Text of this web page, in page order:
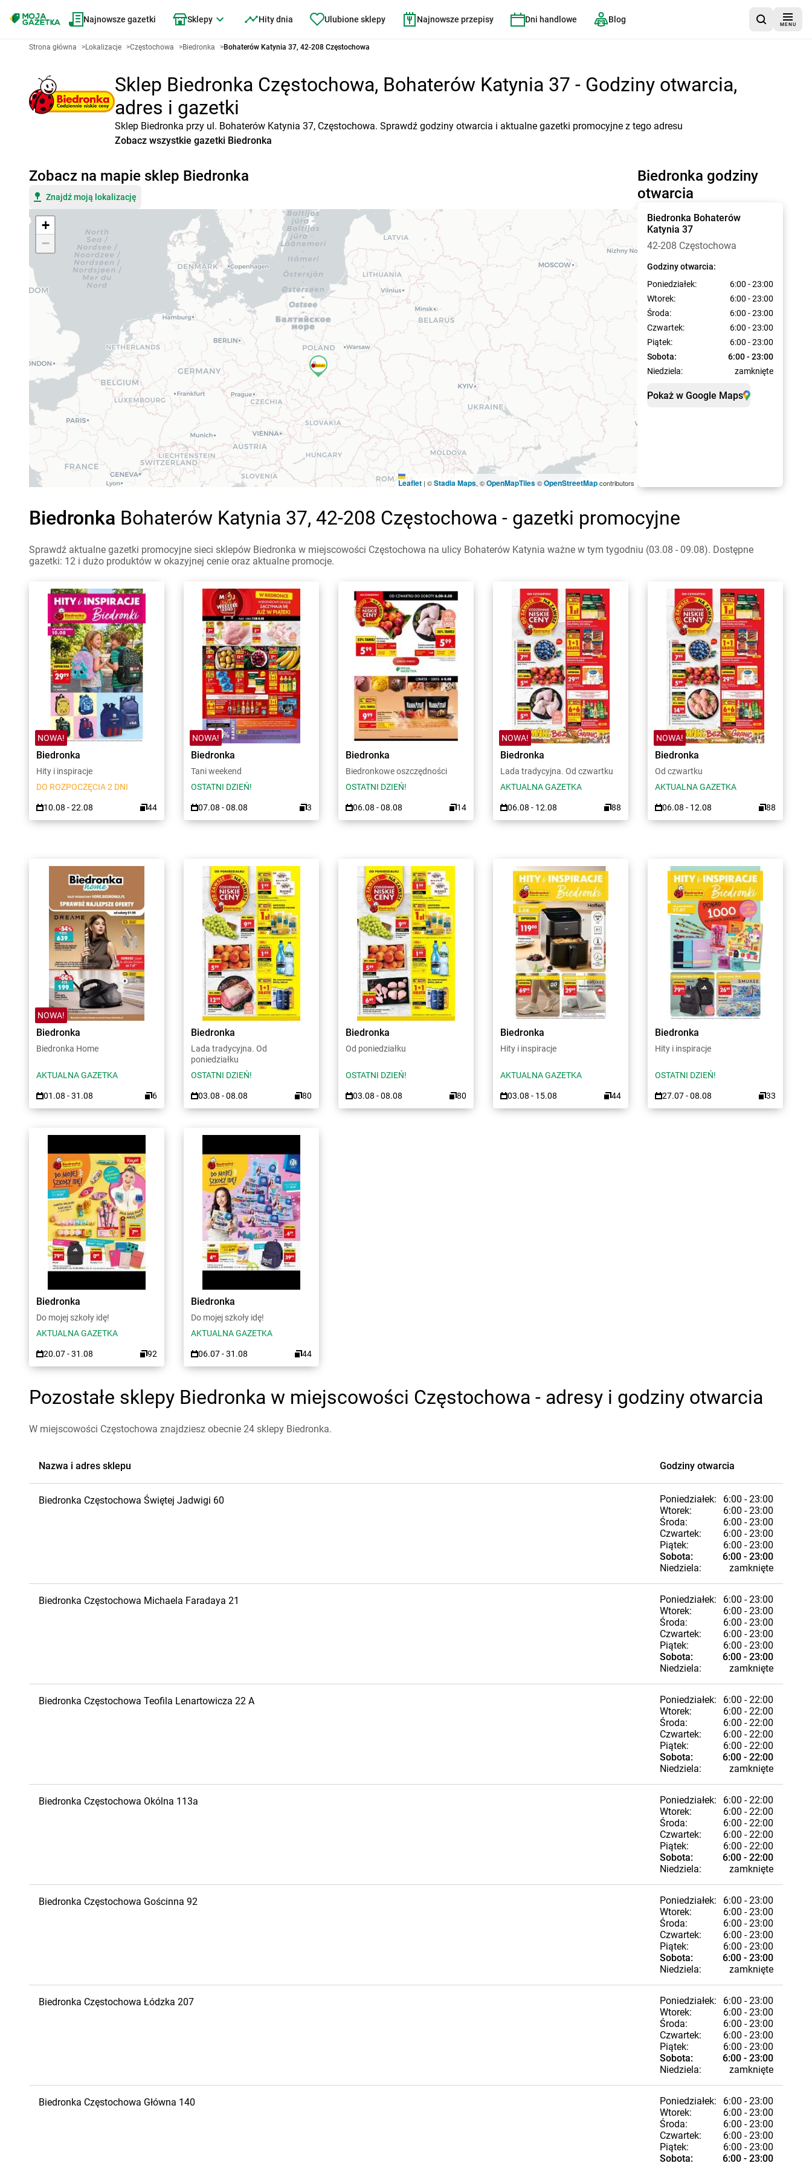
Najnowsze gazetki Sklepy Hity dnia Ulubione sklepy Najnowsze przepisy Dni handlowe Blog
MENU
Strona główna >Lokalizacje >Częstochowa >Biedronka >Bohaterów Katynia 37, 42-208 Częstochowa
Sklep Biedronka Częstochowa, Bohaterów Katynia 37 - Godziny otwarcia,
adres i gazetki
Sklep Biedronka przy ul. Bohaterów Katynia 37, Częstochowa. Sprawdź godziny otwarcia i aktualne gazetki promocyjne z tego adresu
Zobacz wszystkie gazetki Biedronka
Biedronka godziny
otwarcia
Biedronka Bohaterów
Katynia 37
42-208 Częstochowa
Godziny otwarcia:
Poniedziałek:
6:00 - 23:00
Wtorek:
6:00 - 23:00
Środa:
6:00 - 23:00
Czwartek:
6:00 - 23:00
Piątek:
6:00 - 23:00
Sobota:
6:00 - 23:00
Niedziela:
zamknięte
Pokaż w Google Maps
Zobacz na mapie sklep Biedronka
Znajdź moją lokalizację
+
−
Leaflet | ©Stadia Maps, ©OpenMapTiles©OpenStreetMapcontributors
Biedronka Bohaterów Katynia 37, 42-208 Częstochowa - gazetki promocyjne
Sprawdź aktualne gazetki promocyjne sieci sklepów Biedronka w miejscowości Częstochowa na ulicy Bohaterów Katynia ważne w tym tygodniu (03.08 - 09.08). Dostępne
gazetki: 12 i dużo produktów w okazyjnej cenie oraz aktualne promocje.
NOWA!
Biedronka
Hity i inspiracje
DO ROZPOCZĘCIA 2 DNI
10.08 - 22.08 44
NOWA!
Biedronka
Tani weekend
OSTATNI DZIEŃ!
07.08 - 08.08 3
Biedronka
Biedronkowe oszczędności
OSTATNI DZIEŃ!
06.08 - 08.08 14
NOWA!
Biedronka
Lada tradycyjna. Od czwartku
AKTUALNA GAZETKA
06.08 - 12.08 88
NOWA!
Biedronka
Od czwartku
AKTUALNA GAZETKA
06.08 - 12.08 88
NOWA!
Biedronka
Biedronka Home
AKTUALNA GAZETKA
01.08 - 31.08 6
Biedronka
Lada tradycyjna. Od
poniedziałku
OSTATNI DZIEŃ!
03.08 - 08.08 80
Biedronka
Od poniedziałku
OSTATNI DZIEŃ!
03.08 - 08.08 80
Biedronka
Hity i inspiracje
AKTUALNA GAZETKA
03.08 - 15.08 44
Biedronka
Hity i inspiracje
OSTATNI DZIEŃ!
27.07 - 08.08 33
Biedronka
Do mojej szkoły idę!
AKTUALNA GAZETKA
20.07 - 31.08 92
Biedronka
Do mojej szkoły idę!
AKTUALNA GAZETKA
06.07 - 31.08 44
Pozostałe sklepy Biedronka w miejscowości Częstochowa - adresy i godziny otwarcia
W miejscowości Częstochowa znajdziesz obecnie 24 sklepy Biedronka.
Nazwa i adres sklepu Godziny otwarcia
Biedronka Częstochowa Świętej Jadwigi 60 Poniedziałek:
6:00 - 23:00
Wtorek:
6:00 - 23:00
Środa:
6:00 - 23:00
Czwartek:
6:00 - 23:00
Piątek:
6:00 - 23:00
Sobota:
6:00 - 23:00
Niedziela:
zamknięte
Biedronka Częstochowa Michaela Faradaya 21 Poniedziałek:
6:00 - 23:00
Wtorek:
6:00 - 23:00
Środa:
6:00 - 23:00
Czwartek:
6:00 - 23:00
Piątek:
6:00 - 23:00
Sobota:
6:00 - 23:00
Niedziela:
zamknięte
Biedronka Częstochowa Teofila Lenartowicza 22 A Poniedziałek:
6:00 - 22:00
Wtorek:
6:00 - 22:00
Środa:
6:00 - 22:00
Czwartek:
6:00 - 22:00
Piątek:
6:00 - 22:00
Sobota:
6:00 - 22:00
Niedziela:
zamknięte
Biedronka Częstochowa Okólna 113a Poniedziałek:
6:00 - 22:00
Wtorek:
6:00 - 22:00
Środa:
6:00 - 22:00
Czwartek:
6:00 - 22:00
Piątek:
6:00 - 22:00
Sobota:
6:00 - 22:00
Niedziela:
zamknięte
Biedronka Częstochowa Gościnna 92 Poniedziałek:
6:00 - 23:00
Wtorek:
6:00 - 23:00
Środa:
6:00 - 23:00
Czwartek:
6:00 - 23:00
Piątek:
6:00 - 23:00
Sobota:
6:00 - 23:00
Niedziela:
zamknięte
Biedronka Częstochowa Łódzka 207 Poniedziałek:
6:00 - 23:00
Wtorek:
6:00 - 23:00
Środa:
6:00 - 23:00
Czwartek:
6:00 - 23:00
Piątek:
6:00 - 23:00
Sobota:
6:00 - 23:00
Niedziela:
zamknięte
Biedronka Częstochowa Główna 140 Poniedziałek:
6:00 - 23:00
Wtorek:
6:00 - 23:00
Środa:
6:00 - 23:00
Czwartek:
6:00 - 23:00
Piątek:
6:00 - 23:00
Sobota:
6:00 - 23:00